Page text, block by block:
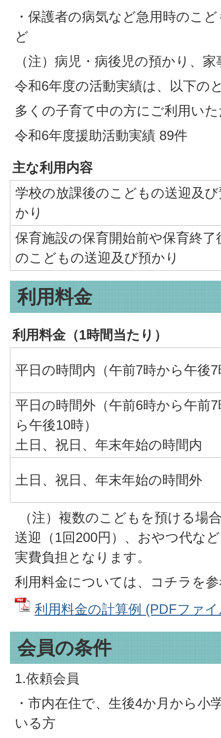
・保護者の病気など急用時のこ
ど
（注）病児・病後児の預かり、
令和6年度の活動実績は、以下の
多くの子育て中の方にご利用い
令和6年度援助活動実績 89件
主な利用内容
学校の放課後のこどもの送迎及
かり
保育施設の保育開始前や保育終了
のこどもの送迎及び預かり
利用料金
利用料金（1時間当たり）
平日の時間内（午前7時から午後
平日の時間外（午前6時から午前
ら午後10時）
土日、祝日、年末年始の時間内
土日、祝日、年末年始の時間外
（注）複数のこどもを預ける場
送迎（1回200円）、おやつ代な
実費負担となります。
利用料金については、コチラを
利用料金の計算例 (PDFファ
会員の条件
1.依頼会員
・市内在住で、生後4か月から小
いる方